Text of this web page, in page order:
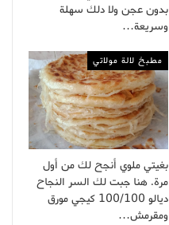
بدون عجن ولا دلك سهلة
وسريعة…
مطبخ لالة مولاتي
بغيتي ملوي أنجح لك من أول
مرة. هنا جبت لك السر النجاح
ديالو 100/100 كيجي مورق
ومقرمش…